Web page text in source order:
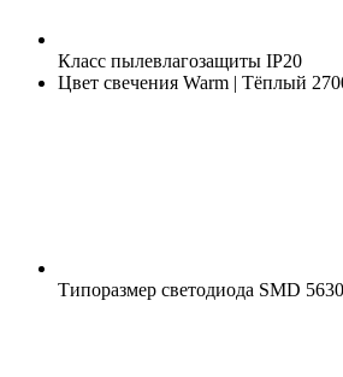
Класс пылевлагозащиты IP20
Цвет свечения Warm | Тёплый
Типоразмер светодиода SMD 5630